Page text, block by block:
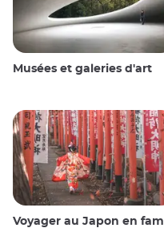
Musées et galeries d'art
Voyager au Japon en famille